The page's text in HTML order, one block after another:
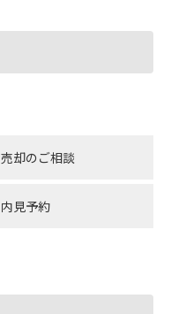
売却のご相談
内見予約